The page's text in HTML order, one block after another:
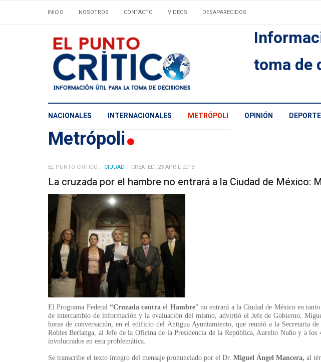
INICIO NOSOTROS CONTACTO VIDEOS DESAPARECIDOS
toma de
NACIONALES INTERNACIONALES METRÓPOLI OPINIÓN
Metrópoli
EL PUNTO CRÍTICO CIUDAD CREATED: 23 APRIL 2013
La cruzada por el hambre no entrará a la Ciudad de México:
El Programa Federal “Cruzada contra el Hambre” no entrará a la Ciudad de México en
de intercambio de información y la evaluación del mismo, advirtió el Jefe de Gobierno,
horas de conversación, en el edificio del Antigua Ayuntamiento, que reunió a la Secretaria
Robles Berlanga, al Jefe de la Oficina de la Presidencia de la República, Aurelio Nuño y a los
involucrados en esta problemática.
Se transcribe el texto íntegro del mensaje pronunciado por el Dr. Miguel Ángel Mancera, al